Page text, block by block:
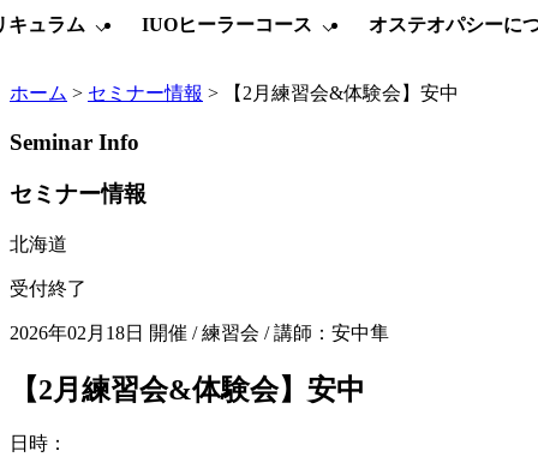
キュラム IUOヒーラーコース オステオパシーに
ホーム > セミナー情報 > 【2月練習会&体験会】安中
Seminar Info
セミナー情報
北海道
受付終了
2026年02月18日 開催 /練習会 /講師：安中隼
【2月練習会&体験会】安中
日時：